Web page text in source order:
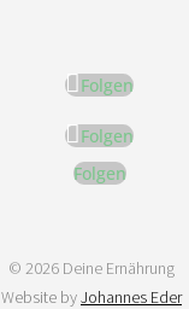
Folgen
Folgen
Folgen
© 2026 Deine Ernährung
Website byJohannes Eder